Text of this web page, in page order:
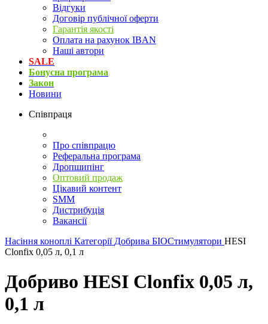
Відгуки
Договір публічної оферти
Гарантія якості
Оплата на рахунок IBAN
Наші автори
SALE
Бонусна програма
Закон
Новини
Співпраця
Про співпрацю
Реферальна програма
Дропшипінг
Оптовий продаж
Цікавий контент
SMM
Дистрибуція
Вакансії
Насіння коноплі Категорії Добрива БІОСтимулятори HESI
Clonfix 0,05 л, 0,1 л
Добриво HESI Clonfix 0,05 л,
0,1 л